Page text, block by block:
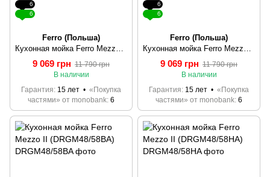
6
6
Ferro (Польша)
Кухонная мойка Ferro Mezzo II (DRGM1/51BA)
9 069 грн 11 790 грн
В наличии
Гарантия 15 лет
«Покупка
частями» от monobank 6
6
6
Ferro (Польша)
Кухонная мойка Ferro Mezzo II (DRGM1/51GA)
9 069 грн 11 790 грн
В наличии
Гарантия 15 лет
«Покупка
частями» от monobank 6